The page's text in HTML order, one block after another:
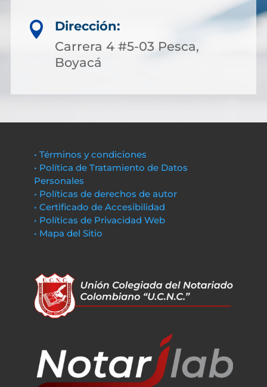

Dirección:
Carrera 4 #5-03 Pesca,
Boyacá
• Términos y condiciones
• Política de Tratamiento de Datos
Personales
• Políticas de derechos de autor
• Certificado de Accesibilidad
• Políticas de Privacidad Web
• Mapa del Sitio